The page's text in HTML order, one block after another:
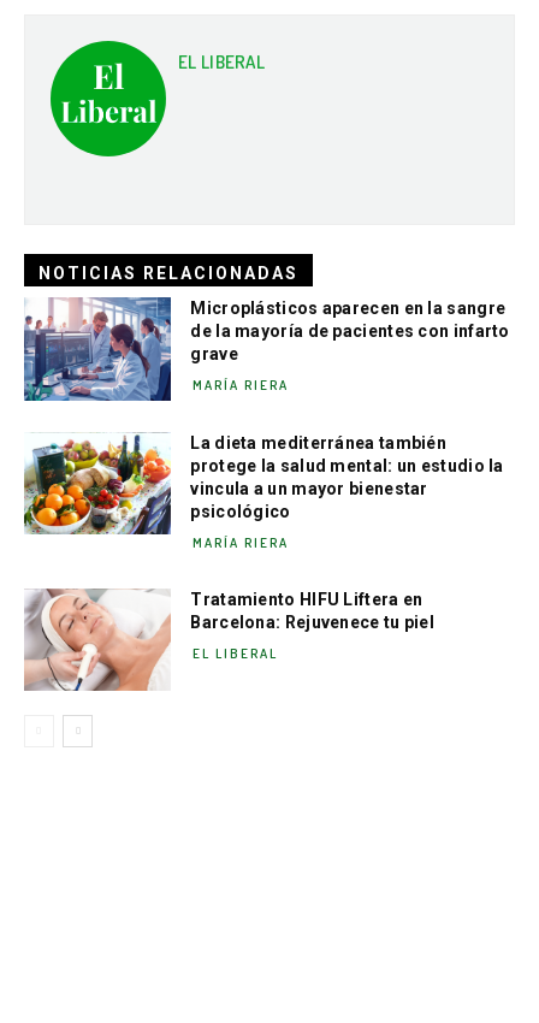
EL LIBERAL
NOTICIAS RELACIONADAS
Microplásticos aparecen en la sangre
de la mayoría de pacientes con infarto
grave
MARÍA RIERA
La dieta mediterránea también
protege la salud mental: un estudio la
vincula a un mayor bienestar
psicológico
MARÍA RIERA
Tratamiento HIFU Liftera en
Barcelona: Rejuvenece tu piel
EL LIBERAL